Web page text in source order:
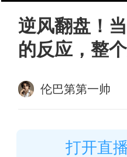
逆风翻盘！
的反应，整
伦巴第第一帅
打开直